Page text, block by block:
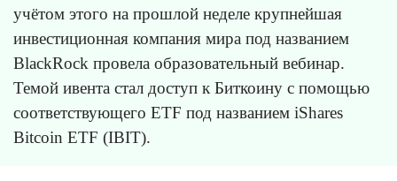
учётом этого на прошлой неделе крупнейшая
инвестиционная компания мира под названием
BlackRock провела образовательный вебинар.
Темой ивента стал доступ к Биткоину с помощью
соответствующего ETF под названием iShares
Bitcoin ETF (IBIT).